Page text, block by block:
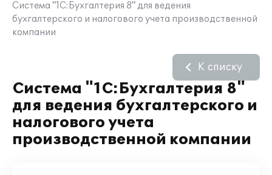
Система "1С:Бухгалтерия 8" для ведения
бухгалтерского и налогового учета производственной
компании
Система "1С:Бухгалтерия 8"
для ведения бухгалтерского и
налогового учета
производственной компании
К списку